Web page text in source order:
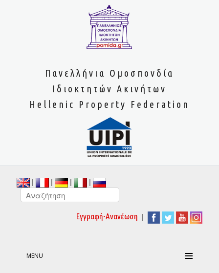
Πανελλήνια Ομοσπονδία
Ιδιοκτητών Ακινήτων
Hellenic Property Federation
| | | |
Εγγραφή-Ανανέωση |
MENU